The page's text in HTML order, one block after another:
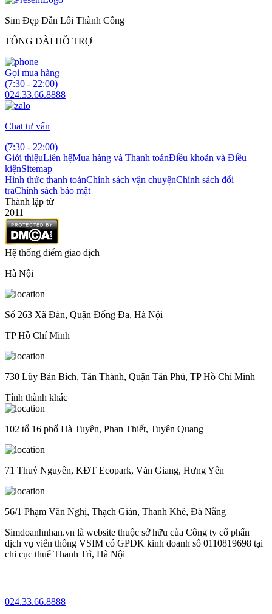
Sim Đẹp Dẫn Lối Thành Công
TỔNG ĐÀI HỖ TRỢ
Gọi mua hàng
(7:30 - 22:00)
024.33.66.8888
Chat tư vấn
(7:30 - 22:00)
Giới thiệuLiên hệMua hàng và Thanh toánĐiều khoản và Điều
kiệnSitemap
Hình thức thanh toánChính sách vận chuyệnChính sách đổi
trảChính sách bảo mật
Thành lập từ
2011
Hệ thống điểm giao dịch
Hà Nội
Số 263 Xã Đàn, Quận Đống Đa, Hà Nội
TP Hồ Chí Minh
730 Lũy Bán Bích, Tân Thành, Quận Tân Phú, TP Hồ Chí Minh
Tỉnh thành khác
102 tổ 16 phố Hà Tuyên, Phan Thiết, Tuyên Quang
71 Thuỷ Nguyên, KĐT Ecopark, Văn Giang, Hưng Yên
56/1 Phạm Văn Nghị, Thạch Gián, Thanh Khê, Đà Nẵng
Simdoanhnhan.vn là website thuộc sở hữu của Công ty cổ phẩn
dịch vụ viễn thông VSIM có GPĐK kinh doanh số 0110819698 tại
chi cục thuế Thanh Trì, Hà Nội
024.33.66.8888